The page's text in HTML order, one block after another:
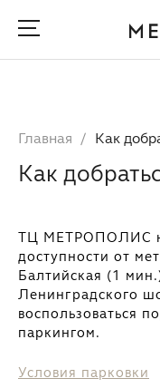
Главная Как
Как
ТЦ МЕТРОПОЛИС
доступности от
Балтийская (1
Ленинградского
воспользоваться
паркингом.
Условия парковки